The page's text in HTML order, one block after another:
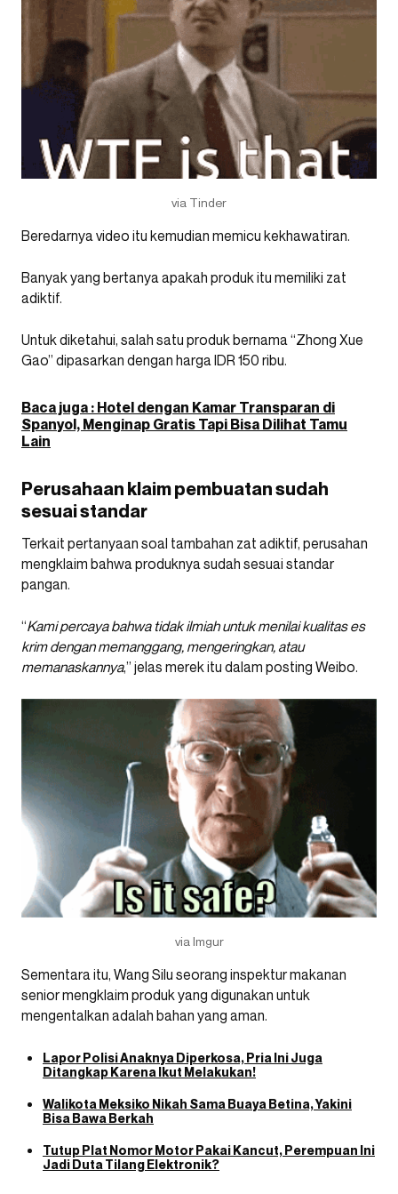
via Tinder
Beredarnya video itu kemudian memicu kekhawatiran.
Banyak yang bertanya apakah produk itu memiliki zat
adiktif.
Untuk diketahui, salah satu produk bernama “Zhong Xue
Gao” dipasarkan dengan harga IDR 150 ribu.
Baca juga : Hotel dengan Kamar Transparan di
Spanyol, Menginap Gratis Tapi Bisa Dilihat Tamu
Lain
Perusahaan klaim pembuatan sudah
sesuai standar
Terkait pertanyaan soal tambahan zat adiktif, perusahan
mengklaim bahwa produknya sudah sesuai standar
pangan.
“Kami percaya bahwa tidak ilmiah untuk menilai kualitas es
krim dengan memanggang, mengeringkan, atau
memanaskannya,” jelas merek itu dalam posting Weibo.
via Imgur
Sementara itu, Wang Silu seorang inspektur makanan
senior mengklaim produk yang digunakan untuk
mengentalkan adalah bahan yang aman.
Lapor Polisi Anaknya Diperkosa, Pria Ini Juga
Ditangkap Karena Ikut Melakukan!
Walikota Meksiko Nikah Sama Buaya Betina, Yakini
Bisa Bawa Berkah
Tutup Plat Nomor Motor Pakai Kancut, Perempuan Ini
Jadi Duta Tilang Elektronik?